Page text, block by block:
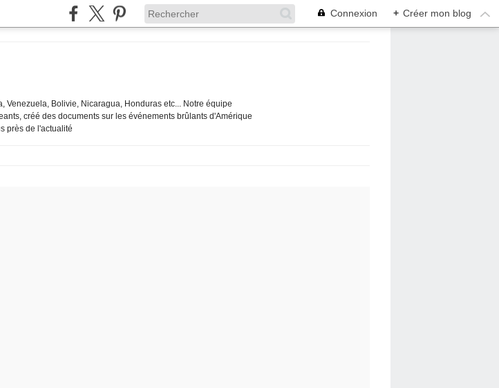
Connexion + Créer mon blog
Bolivie, Nicaragua, Honduras etc... Notre équipe
créé des documents sur les événements brûlants d'Amérique
près de l'actualité